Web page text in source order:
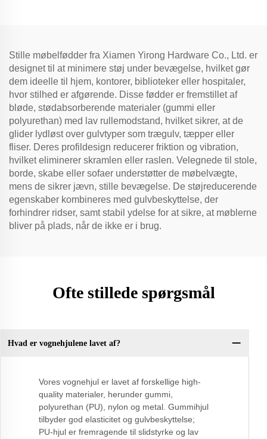
Stille møbelfødder fra Xiamen Yirong Hardware Co., Ltd. er
designet til at minimere støj under bevægelse, hvilket gør
dem ideelle til hjem, kontorer, biblioteker eller hospitaler,
hvor stilhed er afgørende. Disse fødder er fremstillet af
bløde, stødabsorberende materialer (gummi eller
polyurethan) med lav rullemodstand, hvilket sikrer, at de
glider lydløst over gulvtyper som trægulv, tæpper eller
fliser. Deres profildesign reducerer friktion og vibration,
hvilket eliminerer skramlen eller raslen. Velegnede til stole,
borde, skabe eller sofaer understøtter de møbelvægte,
mens de sikrer jævn, stille bevægelse. De støjreducerende
egenskaber kombineres med gulvbeskyttelse, der
forhindrer ridser, samt stabil ydelse for at sikre, at møblerne
bliver på plads, når de ikke er i brug.
Ofte stillede spørgsmål
Hvad er vognehjulene lavet af?
Vores vognehjul er lavet af forskellige high-
quality materialer, herunder gummi,
polyurethan (PU), nylon og metal. Gummihjul
tilbyder god elasticitet og gulvbeskyttelse;
PU-hjul er fremragende til slidstyrke og lav